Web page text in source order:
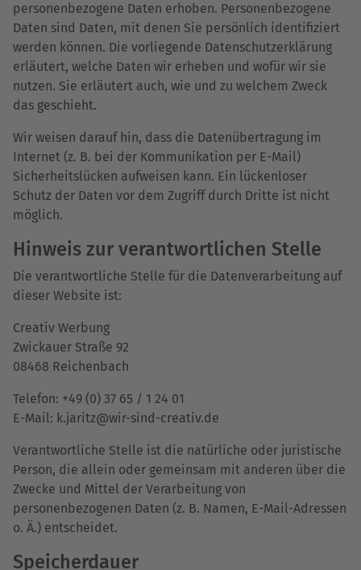
personenbezogene Daten erhoben. Personenbezogene
Daten sind Daten, mit denen Sie persönlich identifiziert
werden können. Die vorliegende Datenschutzerklärung
erläutert, welche Daten wir erheben und wofür wir sie
nutzen. Sie erläutert auch, wie und zu welchem Zweck
das geschieht.
Wir weisen darauf hin, dass die Datenübertragung im
Internet (z. B. bei der Kommunikation per E-Mail)
Sicherheitslücken aufweisen kann. Ein lückenloser
Schutz der Daten vor dem Zugriff durch Dritte ist nicht
möglich.
Hinweis zur verantwortlichen Stelle
Die verantwortliche Stelle für die Datenverarbeitung auf
dieser Website ist:
Creativ Werbung
Zwickauer Straße 92
08468 Reichenbach
Telefon: +49 (0) 37 65 / 1 24 01
E-Mail: k.jaritz@wir-sind-creativ.de
Verantwortliche Stelle ist die natürliche oder juristische
Person, die allein oder gemeinsam mit anderen über die
Zwecke und Mittel der Verarbeitung von
personenbezogenen Daten (z. B. Namen, E-Mail-Adressen
o. Ä.) entscheidet.
Speicherdauer